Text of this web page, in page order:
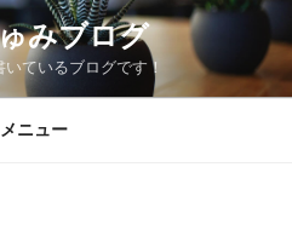
みブログ
ているブログです！
メニュー